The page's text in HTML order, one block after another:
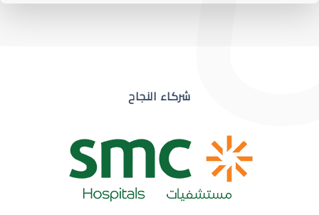
ضعف نظر مفاجئشركاء النجاح